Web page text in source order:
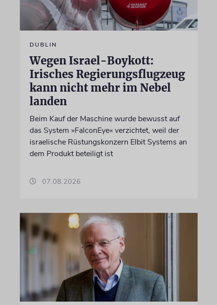
DUBLIN
Wegen Israel-Boykott:
Irisches Regierungsflugzeug
kann nicht mehr im Nebel
landen
Beim Kauf der Maschine wurde bewusst auf
das System »FalconEye« verzichtet, weil der
israelische Rüstungskonzern Elbit Systems an
dem Produkt beteiligt ist
07.08.2026